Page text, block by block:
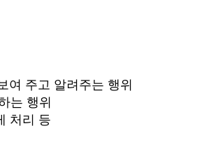
주고 알려주는 행위
는 행위
처리 등